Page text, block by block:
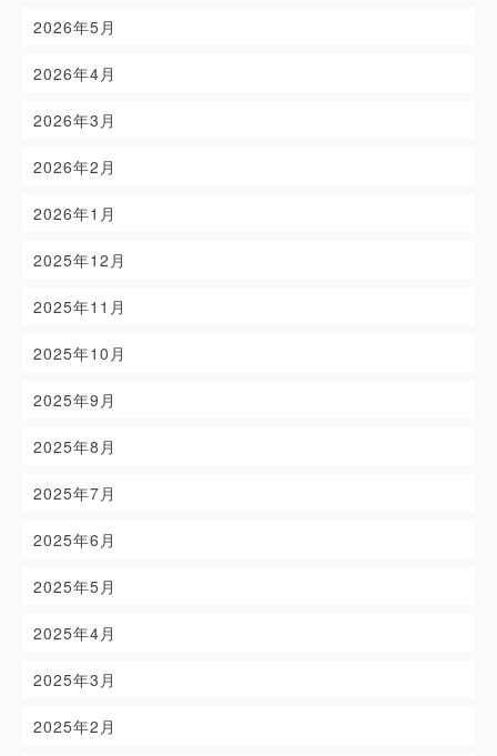
2026年5月
2026年4月
2026年3月
2026年2月
2026年1月
2025年12月
2025年11月
2025年10月
2025年9月
2025年8月
2025年7月
2025年6月
2025年5月
2025年4月
2025年3月
2025年2月